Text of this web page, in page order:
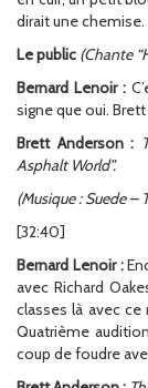
dirait une chemise.
Le public (Chante
Bernard Lenoir :
signe que oui.
Brett Anderson :
Asphalt World”.
(Musique : Suede –
[32:40]
Bernard Lenoir :
avec Richard
classes là avec ce
Quatrième
coup de foudre